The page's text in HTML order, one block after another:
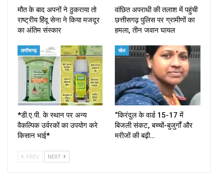
मौत के बाद अपनों ने ठुकराया तो
राष्ट्रीय हिंदू सेना ने किया मजदूर
का अंतिम संस्कार
वांछित अपराधी की तलाश में पहुंची
छत्तीसगढ़ पुलिस पर ग्रामीणों का
हमला, तीन जवान घायल
छत्तीसगढ़
*डी.ए.पी. के स्थान पर अन्य
वैकल्पिक उर्वरकों का उपयोग करे
किसान भाई*
खेल
“किरंदुल के वार्ड 15-17 में
बिजली संकट, बच्चों-बुजुर्गों और
मरीजों की बढ़ी…
PREV NEXT